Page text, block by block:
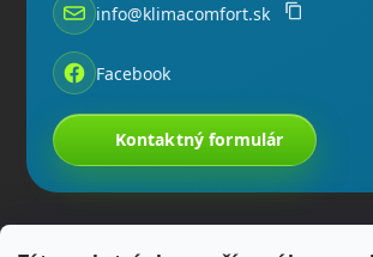
info@klimacomfort.sk
Facebook
Kontaktný formulár